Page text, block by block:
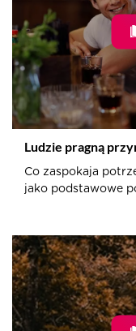
Ludzie pragną
Co zaspokaja
jako podstawowe